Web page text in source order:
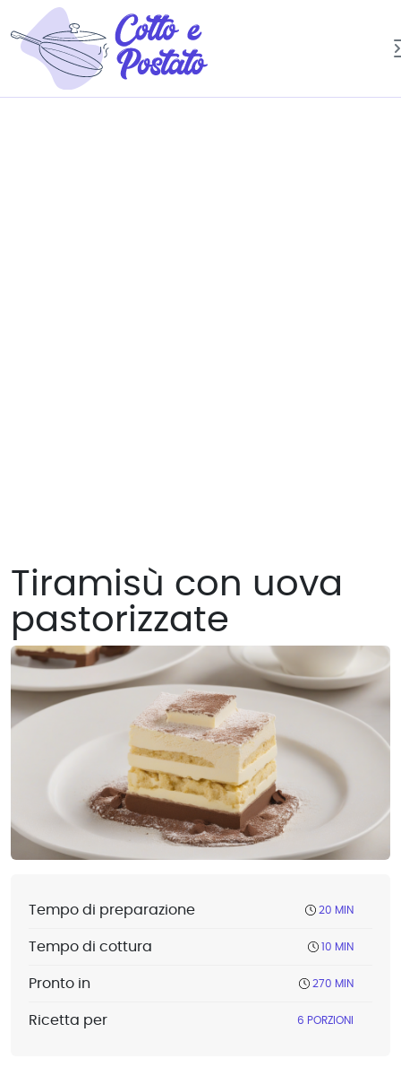
Tiramisù con uova
pastorizzate
Tempo di preparazione 20 MIN
Tempo di cottura 10 MIN
Pronto in 270 MIN
Ricetta per 6 PORZIONI